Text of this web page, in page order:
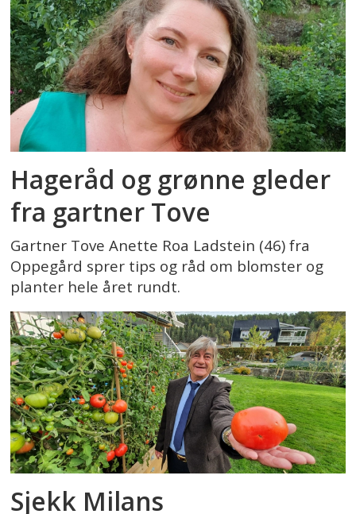
Hageråd og grønne gleder
fra gartner Tove
Gartner Tove Anette Roa Ladstein (46) fra
Oppegård sprer tips og råd om blomster og
planter hele året rundt.
Sjekk Milans